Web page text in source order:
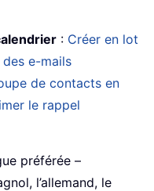
: Créer en lot
e-mails
de contacts en
le rappel
préférée –
l’allemand, le